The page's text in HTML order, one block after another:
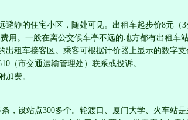
避静的住宅小区，随处可见。出租车起步价8元（3
用。一般在离公交候车亭不远的地方都有出租车
出租车接客区。乘客可根据计价器上显示的数字支
（市交通运输管理处）联系或投诉。
加费。
，设站点300多个。轮渡口、厦门大学、火车站是